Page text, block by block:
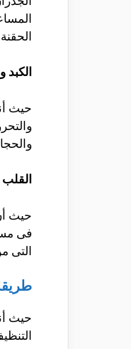
الكبد
حيث
القلب
فى
التى
حيث